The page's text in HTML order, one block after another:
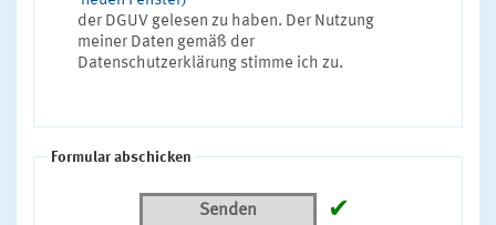
der DGUV gelesen zu haben. Der Nutzung
meiner Daten gemäß der
Datenschutzerklärung stimme ich zu.
Formular abschicken
Senden ✔